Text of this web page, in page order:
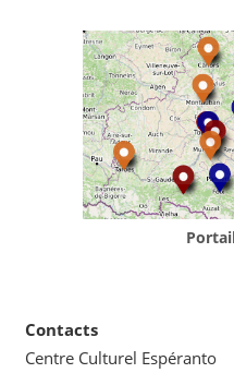
Contacts
Centre Culturel Espéranto